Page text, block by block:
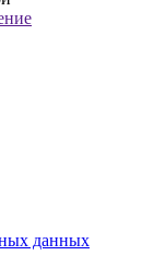
данных